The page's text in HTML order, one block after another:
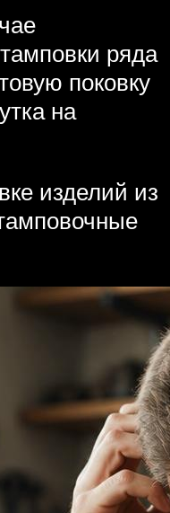
ряда
поковку
на
изделий из